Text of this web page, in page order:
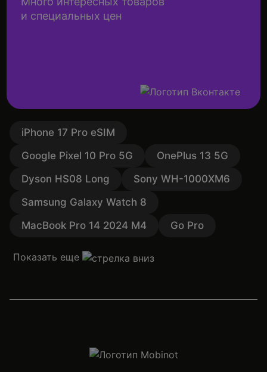
и специальных цен
iPhone 17 Pro eSIM
Google Pixel 10 Pro 5G
OnePlus 13 5G
Dyson HS08 Long
Sony WH-1000XM6
Samsung Galaxy Watch 8
MacBook Pro 14 2024 M4
Go Pro
Показать еще